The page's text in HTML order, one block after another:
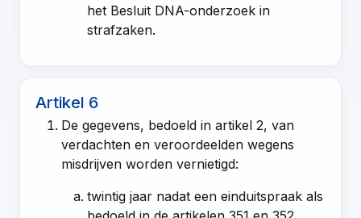
het Besluit DNA-onderzoek in
strafzaken.
Artikel 6
De gegevens, bedoeld inartikel 2, van
verdachten en veroordeelden wegens
misdrijven worden vernietigd:
twintig jaar nadat een einduitspraak als